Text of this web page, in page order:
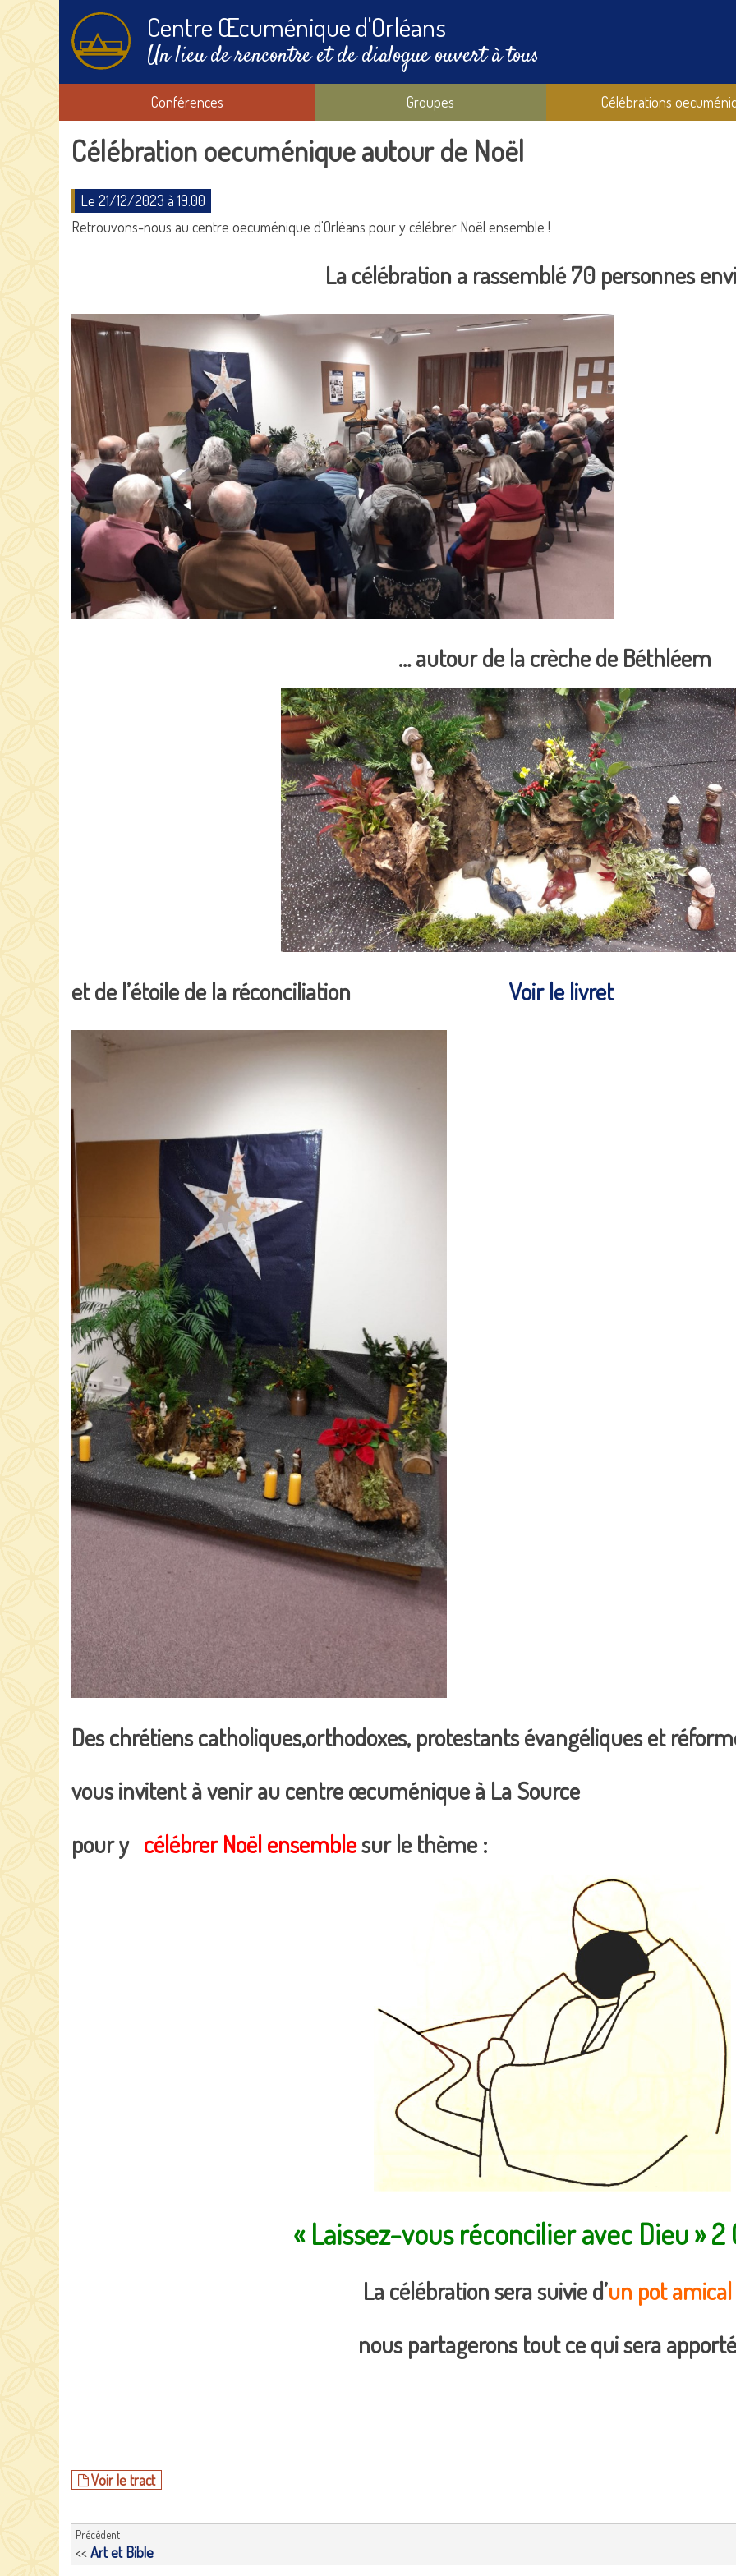
Centre Œcuménique d'Orléans
Un lieu de rencontre et de dialogue ouvert à tous
Conférences Groupes Célébrations
Célébration oecuménique autour de Noël
Le 21/12/2023 à 19:00
Retrouvons-nous au centre oecuménique d'Orléans pour y célébrer Noël ensemble !
La célébration a rassemblé 70 personnes
… autour de la crèche de Béthléem
et de l’étoile de la réconciliation Voir le livret
Des chrétiens catholiques,orthodoxes, protestants évangéliques et
vous invitent à venir au centre œcuménique à La Source
pour y célébrer Noël ensemblesur le thème :
« Laissez-vous réconcilier avec Dieu » 2
La célébration sera suivie d’un pot amical
nous partagerons tout ce qui sera
Voir le tract
Précédent
<<Art et Bible